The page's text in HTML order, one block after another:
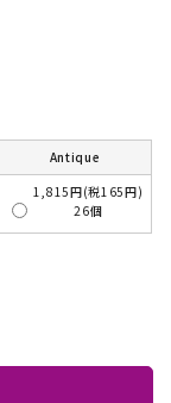
Antique
1,815円(税165円)
26個